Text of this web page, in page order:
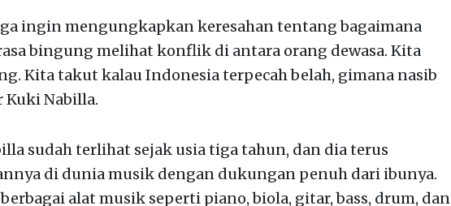
ingin mengungkapkan keresahan tentang bagaimana
bingung melihat konflik di antara orang dewasa. Kita
Kita takut kalau Indonesia terpecah belah, gimana nasib
Kuki Nabilla.
sudah terlihat sejak usia tiga tahun, dan dia terus
di dunia musik dengan dukungan penuh dari ibunya.
alat musik seperti piano, biola, gitar, bass, drum, dan